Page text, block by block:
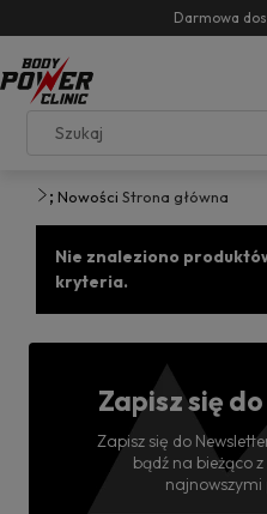
Darmowa
; Nowości Strona główna
Nie znaleziono
kryteria.
Zapisz się
Zapisz się do
bądź na bieżąco z
najnowszymi